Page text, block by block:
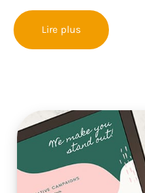
Lire plus